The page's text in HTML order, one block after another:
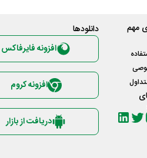
مهم
دانلود‌ها
افزونه فایرفاکس
افزونه کروم
دریافت از بازار